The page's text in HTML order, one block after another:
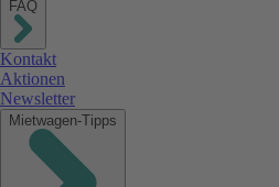
FAQ
Kontakt
Aktionen
Newsletter
Mietwagen-Tipps